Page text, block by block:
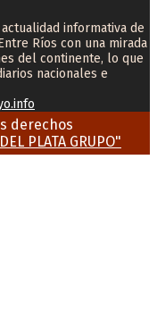
informativa de
Ríos con una mirada
del continente, lo que
nacionales e
derechos
PLATA GRUPO"